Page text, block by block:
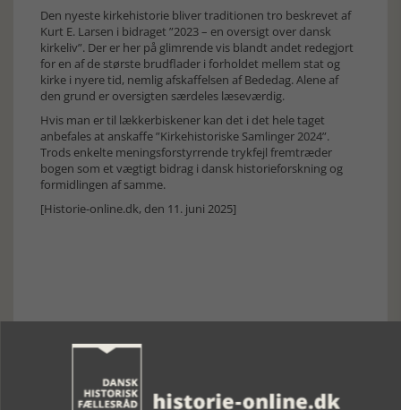
Den nyeste kirkehistorie bliver traditionen tro beskrevet af
Kurt E. Larsen i bidraget ”2023 – en oversigt over dansk
kirkeliv”. Der er her på glimrende vis blandt andet redegjort
for en af de største brudflader i forholdet mellem stat og
kirke i nyere tid, nemlig afskaffelsen af Bededag. Alene af
den grund er oversigten særdeles læseværdig.
Hvis man er til lækkerbiskener kan det i det hele taget
anbefales at anskaffe ”Kirkehistoriske Samlinger 2024”.
Trods enkelte meningsforstyrrende trykfejl fremtræder
bogen som et vægtigt bidrag i dansk historieforskning og
formidlingen af samme.
[Historie-online.dk, den 11. juni 2025]
Forrige artikel